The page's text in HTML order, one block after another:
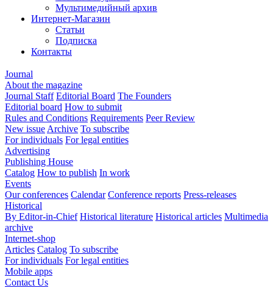
Мультимедийный архив
Интернет-Магазин
Статьи
Подписка
Контакты
Journal
About the magazine
Journal Staff Editorial Board The Founders
Editorial board How to submit
Rules and Conditions Requirements Peer Review
New issue Archive To subscribe
For individuals For legal entities
Advertising
Publishing House
Catalog How to publish In work
Events
Our conferences Calendar Conference reports Press-releases
Historical
By Editor-in-Chief Historical literature Historical articles Multimedia
archive
Internet-shop
Articles Catalog To subscribe
For individuals For legal entities
Mobile apps
Contact Us